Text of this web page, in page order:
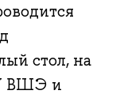
стол, на
ВШЭ и